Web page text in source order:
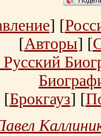
] [
[Авторы] [
[Брокгауз] [